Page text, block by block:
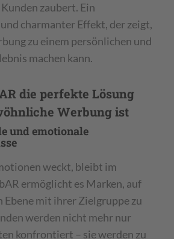
zaubert. Ein
charmanter Effekt, der zeigt,
zu einem persönlichen und
machen kann.
die perfekte Lösung
Werbung ist
und emotionale
weckt, bleibt im
ermöglicht es Marken, auf
Ebene mit ihrer Zielgruppe zu
werden nicht mehr nur
konfrontiert – sie werden zu